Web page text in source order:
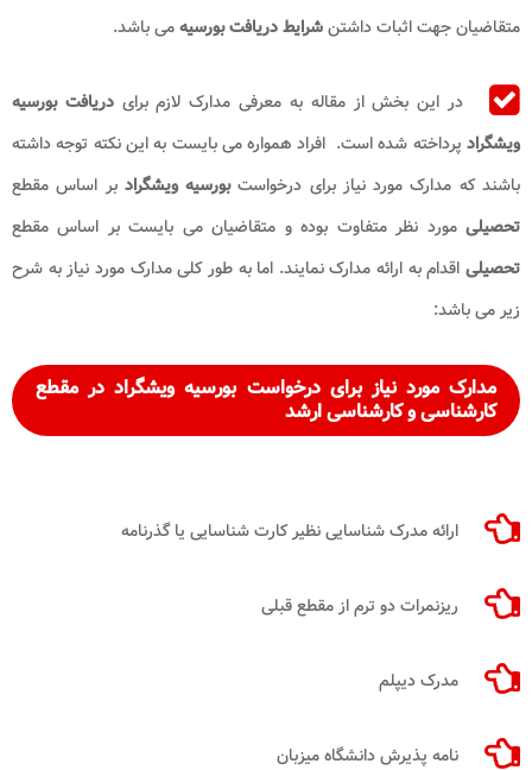
متقاضیان جهت اثبات داشتنشرایط دریافت بورسیهمی باشد.
در این بخش از مقاله به معرفی مدارک لازم برایدریافت بورسیه
ویشگراد پرداخته شده است. افراد همواره می بایست به این نکته توجه داشته
باشند که مدارک مورد نیاز برای درخواستبورسیه ویشگراد بر اساس مقطع
تحصیلی مورد نظر متفاوت بوده و متقاضیان می بایست بر اساس مقطع
تحصیلی اقدام به ارائه مدارک نمایند. اما به طور کلی مدارک مورد نیاز به شرح
زیر می باشد:
مدارک مورد نیاز برای درخواست بورسیه ویشگراددر مقطع
کارشناسی و کارشناسی ارشد
ارائه مدرک شناسایی نظیر کارت شناسایی یا گذرنامه
ریزنمرات دو ترم از مقطع قبلی
مدرک دیپلم
نامه پذیرش دانشگاه میزبان